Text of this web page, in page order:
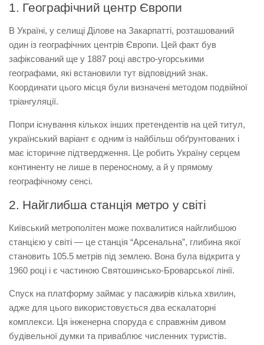
1. Географічний центр Європи
В Україні, у селищі Ділове на Закарпатті, розташований
один із географічних центрів Європи. Цей факт був
зафіксований ще у 1887 році австро-угорськими
географами, які встановили тут відповідний знак.
Координати цього місця були визначені методом подвійної
тріангуляції.
Попри існування кількох інших претендентів на цей титул,
український варіант є одним із найбільш обґрунтованих і
має історичне підтвердження. Це робить Україну серцем
континенту не лише в переносному, а й у прямому
географічному сенсі.
2. Найглибша станція метро у світі
Київський метрополітен може похвалитися найглибшою
станцією у світі — це станція “Арсенальна”, глибина якої
становить 105.5 метрів під землею. Вона була відкрита у
1960 році і є частиною Святошинсько-Броварської лінії.
Спуск на платформу займає у пасажирів кілька хвилин,
адже для цього використовується два ескалаторні
комплекси. Ця інженерна споруда є справжнім дивом
будівельної думки та приваблює численних туристів.